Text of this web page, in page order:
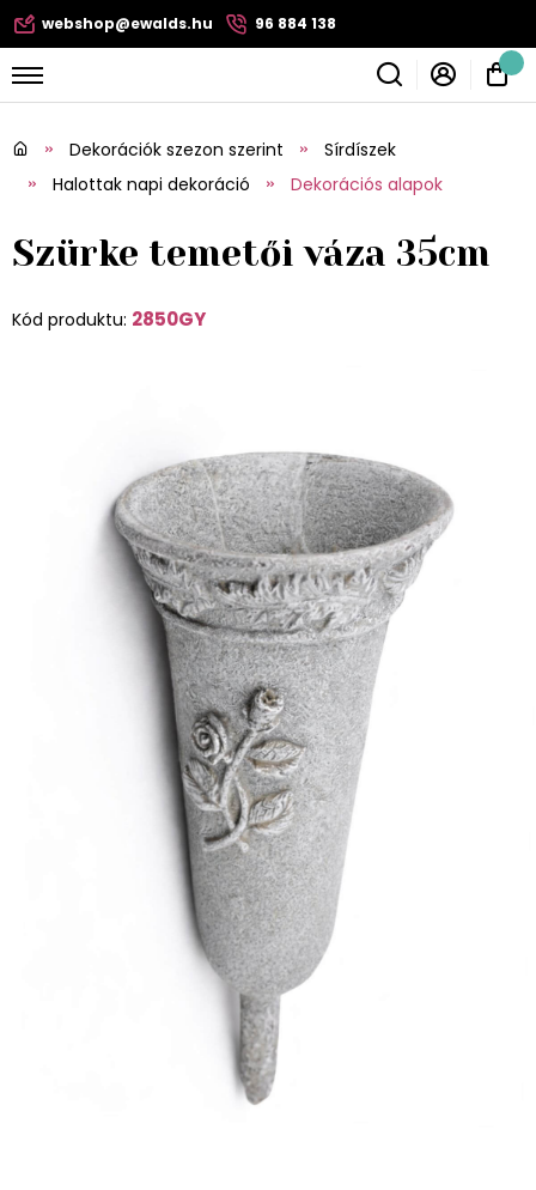
webshop@ewalds.hu 96 884 138
Dekorációk szezon szerint
Sírdíszek
Halottak napi dekoráció
Dekorációs alapok
Szürke temetői váza 35cm
Kód produktu: 2850GY